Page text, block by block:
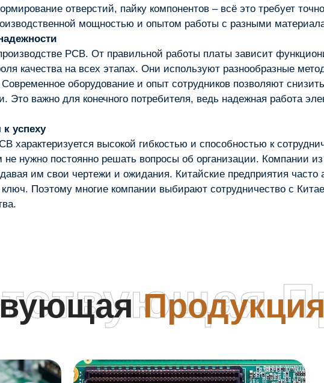
отверстий, пайку компонентов – всё это требует
мощностью и опытом работы с разными
PCB. От правильной работы платы зависит
качества на всех этапах. Они используют разнообразные
оборудование и опыт сотрудников позволяют
Это важно для конечного потребителя, ведь надежная работа
успеху
характеризуется высокой гибкостью и способностью к
нужно постоянно решать вопросы об организации. Компании
им свои чертежи и ожидания. Китайские предприятия
ключ. Поэтому многие компании выбирают сотрудничество с